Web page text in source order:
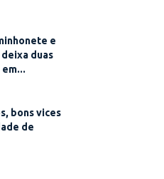
e
duas
bons vices
de